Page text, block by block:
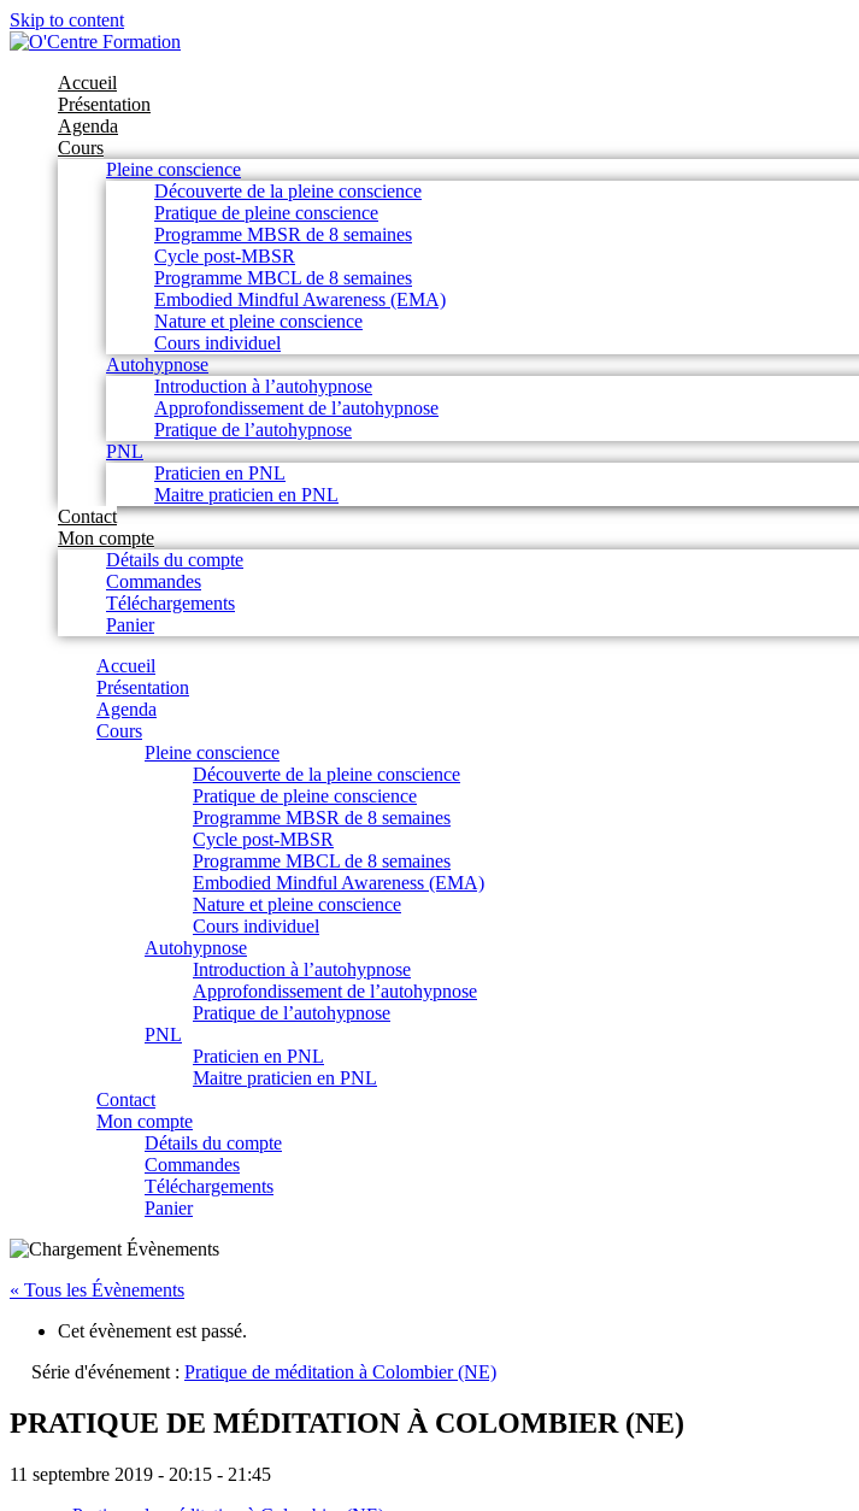
Skip to content
Accueil
Présentation
Agenda
Cours
Pleine conscience
Découverte de la pleine conscience
Pratique de pleine conscience
Programme MBSR de 8 semaines
Cycle post-MBSR
Programme MBCL de 8 semaines
Embodied Mindful Awareness (EMA)
Nature et pleine conscience
Cours individuel
Autohypnose
Introduction à l’autohypnose
Approfondissement de l’autohypnose
Pratique de l’autohypnose
PNL
Praticien en PNL
Maitre praticien en PNL
Contact
Mon compte
Détails du compte
Commandes
Téléchargements
Panier
Accueil
Présentation
Agenda
Cours
Pleine conscience
Découverte de la pleine conscience
Pratique de pleine conscience
Programme MBSR de 8 semaines
Cycle post-MBSR
Programme MBCL de 8 semaines
Embodied Mindful Awareness (EMA)
Nature et pleine conscience
Cours individuel
Autohypnose
Introduction à l’autohypnose
Approfondissement de l’autohypnose
Pratique de l’autohypnose
PNL
Praticien en PNL
Maitre praticien en PNL
Contact
Mon compte
Détails du compte
Commandes
Téléchargements
Panier
« Tous les Évènements
Cet évènement est passé.
Série d'événement : Pratique de méditation à Colombier (NE)
PRATIQUE DE MÉDITATION À COLOMBIER (NE)
11 septembre 2019 - 20:15 - 21:45